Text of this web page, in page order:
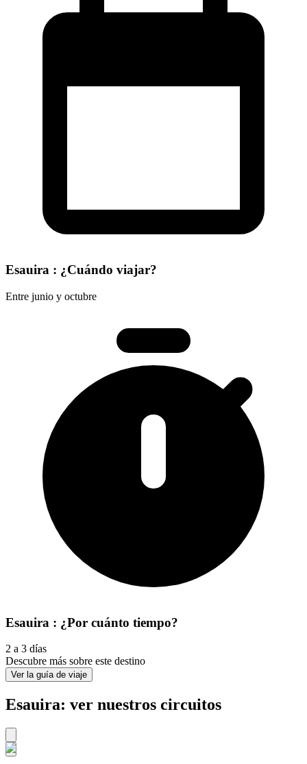
Esauira : ¿Cuándo viajar?
Entre junio y octubre
Esauira : ¿Por cuánto tiempo?
2 a 3 días
Descubre más sobre este destino
Ver la guía de viaje
Esauira: ver nuestros circuitos